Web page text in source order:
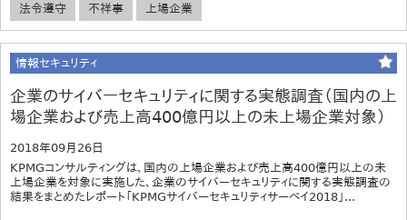
法令遵守 不祥事 上場企業
情報セキュリティ
企業のサイバーセキュリティに関する実態調査（国内の上
場企業および売上高400億円以上の未上場企業対象）
2018年09月26日
KPMGコンサルティングは、国内の上場企業および売上高400億円以上の未
上場企業を対象に実施した、企業のサイバーセキュリティに関する実態調査の
結果をまとめたレポート「KPMGサイバーセキュリティサーベイ2018」...